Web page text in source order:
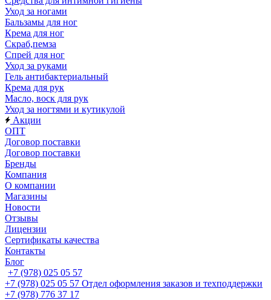
Уход за ногами
Бальзамы для ног
Крема для ног
Скраб,пемза
Спрей для ног
Уход за руками
Гель антибактериальный
Крема для рук
Масло, воск для рук
Уход за ногтями и кутикулой
Акции
ОПТ
Договор поставки
Договор поставки
Бренды
Компания
О компании
Магазины
Новости
Отзывы
Лицензии
Сертификаты качества
Контакты
Блог
+7 (978) 025 05 57
+7 (978) 025 05 57 Отдел оформления заказов и техподдержки
+7 (978) 776 37 17